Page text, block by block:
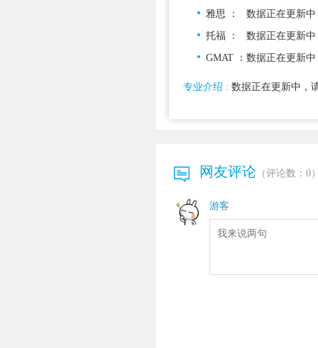
雅思 ： 数据正在更新
托福 ： 数据正在更新
GMAT ： 数据正在更新
专业介绍 : 数据正在更新中，
网友评论 （评论数： 0
游客